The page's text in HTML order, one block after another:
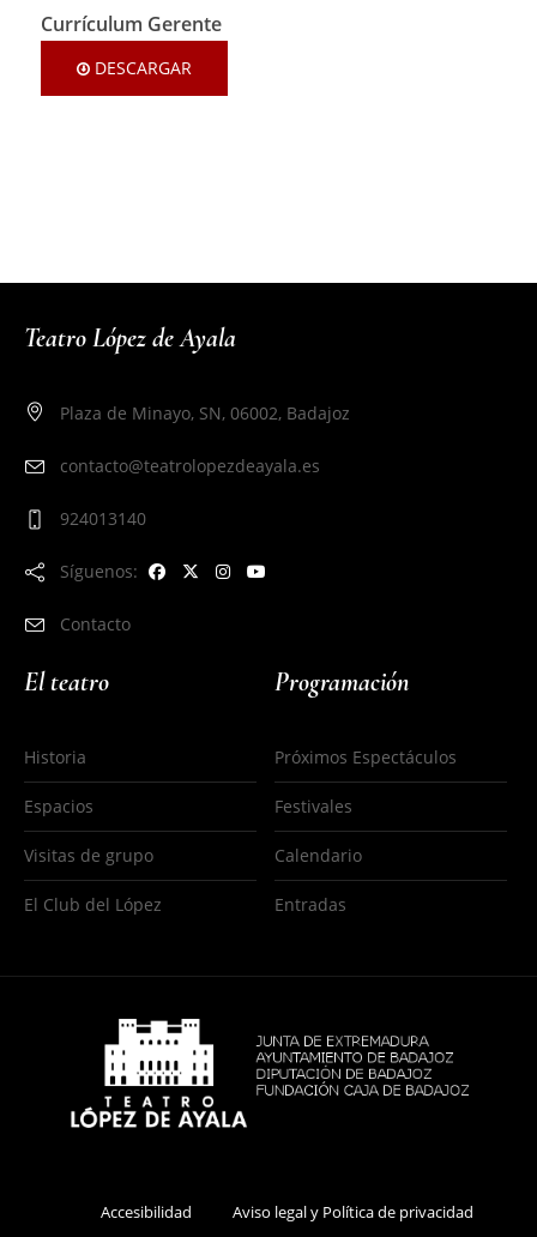
Currículum Gerente
DESCARGAR
Teatro López de Ayala
Plaza de Minayo, SN, 06002, Badajoz
contacto@teatrolopezdeayala.es
924013140
Síguenos:
Contacto
El teatro
Historia
Espacios
Visitas de grupo
El Club del López
Programación
Próximos Espectáculos
Festivales
Calendario
Entradas
Accesibilidad Aviso legal y Política de privacidad